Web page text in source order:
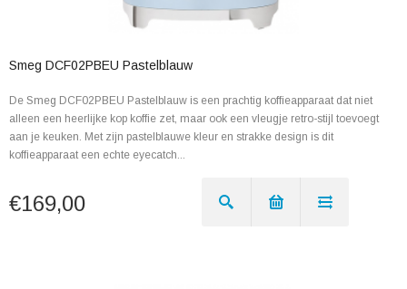
Smeg DCF02PBEU Pastelblauw
De Smeg DCF02PBEU Pastelblauw is een prachtig koffieapparaat dat niet
alleen een heerlijke kop koffie zet, maar ook een vleugje retro-stijl toevoegt
aan je keuken. Met zijn pastelblauwe kleur en strakke design is dit
koffieapparaat een echte eyecatch...
€169,00